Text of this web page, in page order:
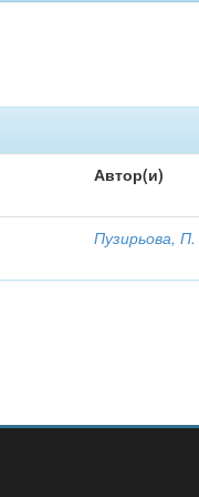
Автор(и)
Пузирьова, П.